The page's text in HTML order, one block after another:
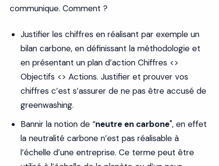
communique. Comment ?
Justifier les chiffres en réalisant par exemple un
bilan carbone, en définissant la méthodologie et
en présentant un plan d’action Chiffres <>
Objectifs <> Actions. Justifier et prouver vos
chiffres c’est s’assurer de ne pas être accusé de
greenwashing.
Bannir la notion de “neutre en carbone", en effet
la neutralité carbone n’est pas réalisable à
l’échelle d’une entreprise. Ce terme peut être